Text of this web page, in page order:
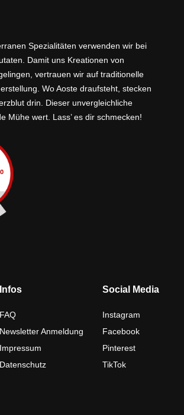
Spezialitäten verwenden wir bei
Damit uns Kreationen von
vertrauen wir auf traditionelle
Wo Aoste draufsteht, stecken
drin. Dieser unvergleichliche
Mühe wert. Lass’ es dir schmecken!
Infos
FAQ
Newsletter Anmeldung
Impressum
Datenschutz
Social Media
Instagram
Facebook
Pinterest
TikTok